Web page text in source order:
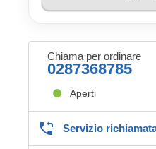
Chiama per ordinare
0287368785
Aperti
Servizio